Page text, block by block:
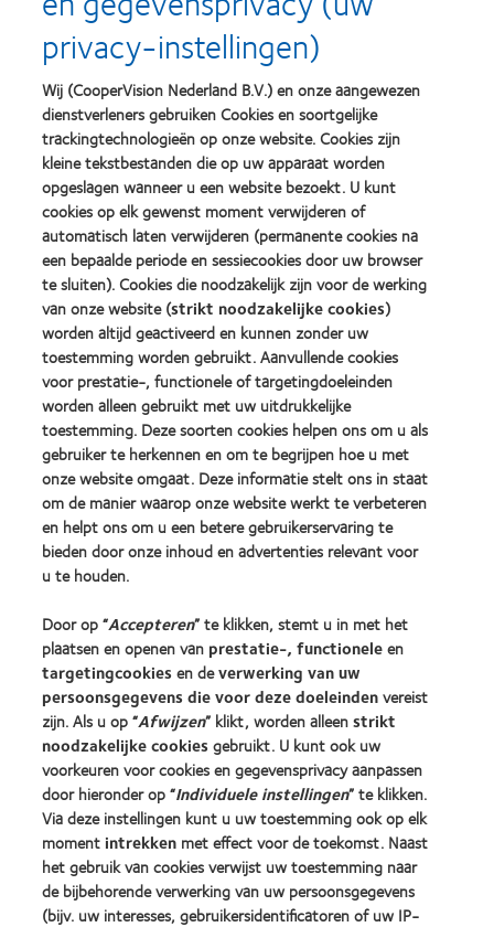
more
about
Silmo
best
product
award
met
MyDay™
(2013)
more
about
Contact
Lens
Product
of
the
Year
(2013)
Learn
more
about
2012
&
2010
Best
Companies
for
Leaders
(2012)
Learn
more
about
2011
Best
Factory
Awards
(2011)
Learn
more
about
ODMA
2011
(2011)
Learn
more
about
2012
REBRAND
100®
Global
Award
(2012)
Onze producten
Zoek uw contactlens
Contactlenstechnologie
Vind uw opticien
Contactlenzen en gezichtsvermogen
Nieuwe drager
Ervaren drager
Over CooperVision
Vacatures bij CooperVision
Nieuwscentrum
Contact
privacy-instellingen)
Wij (CooperVision Nederland B.V.) en onze aangewezen
dienstverleners gebruiken Cookies en soortgelijke
trackingtechnologieën op onze website. Cookies zijn
kleine tekstbestanden die op uw apparaat worden
opgeslagen wanneer u een website bezoekt. U kunt
cookies op elk gewenst moment verwijderen of
automatisch laten verwijderen (permanente cookies na
een bepaalde periode en sessiecookies door uw browser
te sluiten). Cookies die noodzakelijk zijn voor de werking
van onze website (strikt noodzakelijke cookies)
worden altijd geactiveerd en kunnen zonder uw
toestemming worden gebruikt. Aanvullende cookies
voor prestatie-, functionele of targetingdoeleinden
worden alleen gebruikt met uw uitdrukkelijke
toestemming. Deze soorten cookies helpen ons om u als
gebruiker te herkennen en om te begrijpen hoe u met
onze website omgaat. Deze informatie stelt ons in staat
om de manier waarop onze website werkt te verbeteren
en helpt ons om u een betere gebruikerservaring te
bieden door onze inhoud en advertenties relevant voor
u te houden.
Door op “Accepteren” te klikken, stemt u in met het
plaatsen en openen van prestatie-, functioneleen
targetingcookiesen deverwerking van uw
persoonsgegevens die voor deze doeleindenvereist
zijn. Als u op “Afwijzen” klikt, worden alleenstrikt
noodzakelijke cookiesgebruikt. U kunt ook uw
voorkeuren voor cookies en gegevensprivacy aanpassen
door hieronder op “Individuele instellingen” te klikken.
Via deze instellingen kunt u uw toestemming ook op elk
moment intrekken met effect voor de toekomst. Naast
het gebruik van cookies verwijst uw toestemming naar
de bijbehorende verwerking van uw persoonsgegevens
(bijv. uw interesses, gebruikersidentificatoren of uw IP-